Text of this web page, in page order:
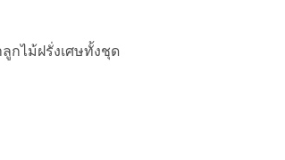
กไม้ฝรั่งเศษทั้งชุด